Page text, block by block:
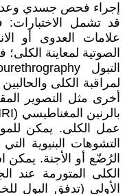
إجراء فحص جسدي وعدد
قد تشمل
علامات العدوى أو
الصوتية لمعاينة
لمراقبة الكلى
عمل الكلى. يمكن
التشوهات البنيوية
الرُضّع أو الأجنة.
الكلى المتورمة عند